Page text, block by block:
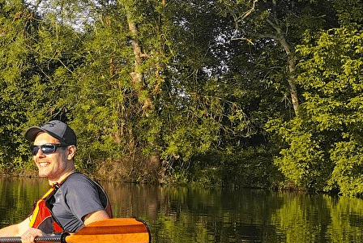
Exporter les lignes sélectionnées
Exporter toutes les colonnes
Exporter uniquement les colonnes affichées
Menu
<
>
Tarifs & Formulaire d'inscription
Groupe école de pagaies
Groupe école de sport
Groupe course en ligne
Groupe loisirs
Les Crocodiles